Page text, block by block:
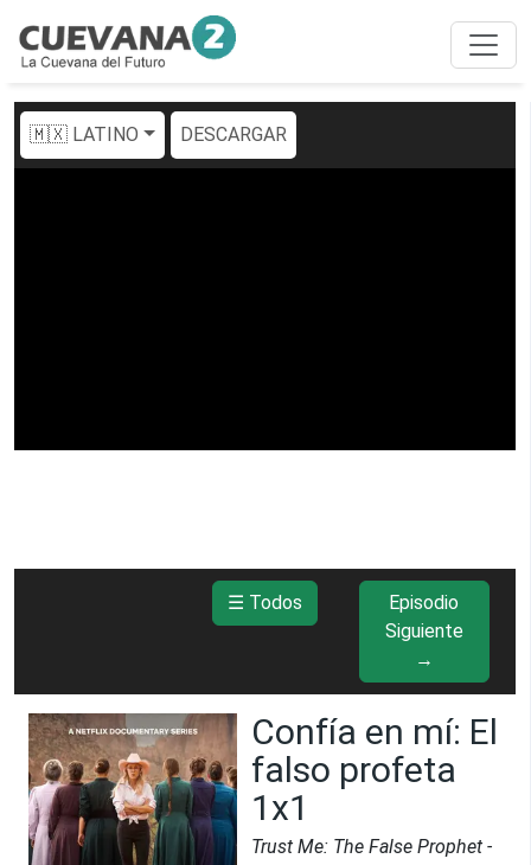
🇲🇽 LATINO DESCARGAR
☰ Todos
Episodio
Siguiente
→
Confía en mí: El
falso profeta
1x1
Trust Me: The False Prophet -